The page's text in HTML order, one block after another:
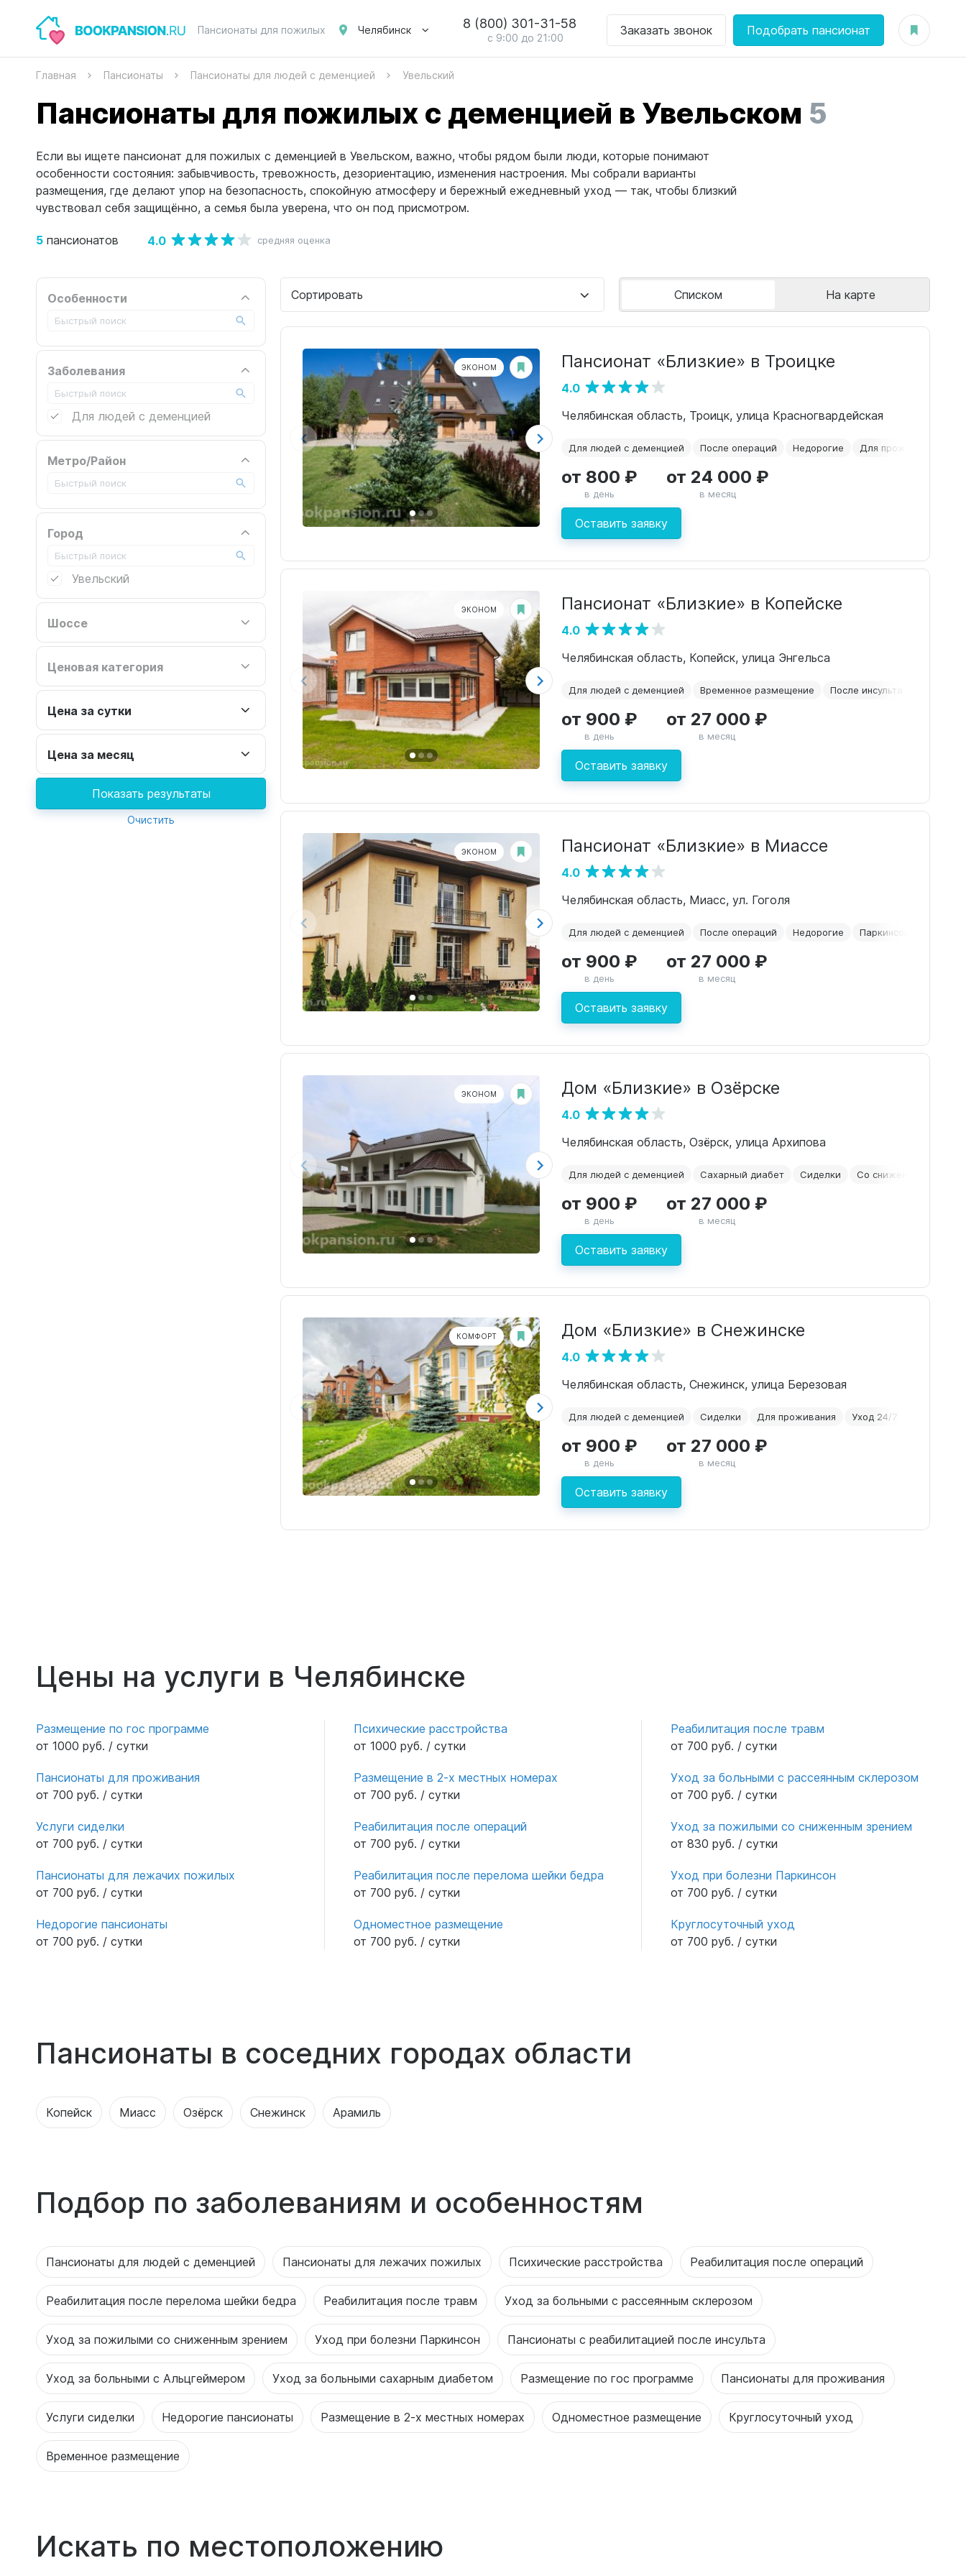
Пансионаты для пожилых Челябинск 8 (800) 301-31-58
с 9:00 до 21:00
Заказать звонок Подобрать пансионат
Главная Пансионаты Пансионаты для людей с деменцией Увельский
Пансионаты для пожилых с деменцией в Увельском 5
Если вы ищете пансионат для пожилых с деменцией в Увельском, важно, чтобы рядом были люди, которые понимают
особенности состояния: забывчивость, тревожность, дезориентацию, изменения настроения. Мы собрали варианты
размещения, где делают упор на безопасность, спокойную атмосферу и бережный ежедневный уход — так, чтобы близкий
чувствовал себя защищённо, а семья была уверена, что он под присмотром.
5 пансионатов 4.0 средняя оценка
Особенности
Заболевания
Для людей с деменцией
Метро/Район
Город
Увельский
Шоссе
Ценовая категория
Цена за сутки
Цена за месяц
Показать результаты
Очистить
Сортировать Списком На карте
ЭКОНОМ Пансионат «Близкие» в Троицке
4.0
Челябинская область, Троицк, улица Красногвардейская
Для людей с деменцией После операций Недорогие Для проживания
Оставить заявку
от 800 ₽
в день
от 24 000 ₽
в месяц
ЭКОНОМ Пансионат «Близкие» в Копейске
4.0
Челябинская область, Копейск, улица Энгельса
Для людей с деменцией Временное размещение После инсульта
Оставить заявку
от 900 ₽
в день
от 27 000 ₽
в месяц
ЭКОНОМ Пансионат «Близкие» в Миассе
4.0
Челябинская область, Миасс, ул. Гоголя
Для людей с деменцией После операций Недорогие Паркинсон
Оставить заявку
от 900 ₽
в день
от 27 000 ₽
в месяц
ЭКОНОМ Дом «Близкие» в Озёрске
4.0
Челябинская область, Озёрск, улица Архипова
Для людей с деменцией Сахарный диабет Сиделки Со сниженным
Оставить заявку
от 900 ₽
в день
от 27 000 ₽
в месяц
КОМФОРТ Дом «Близкие» в Снежинске
4.0
Челябинская область, Снежинск, улица Березовая
Для людей с деменцией Сиделки Для проживания Уход 24/7
Оставить заявку
от 900 ₽
в день
от 27 000 ₽
в месяц
Цены на услуги в Челябинске
Размещение по гос программе
от 1000 руб. / сутки
Пансионаты для проживания
от 700 руб. / сутки
Услуги сиделки
от 700 руб. / сутки
Пансионаты для лежачих пожилых
от 700 руб. / сутки
Недорогие пансионаты
от 700 руб. / сутки
Психические расстройства
от 1000 руб. / сутки
Размещение в 2-х местных номерах
от 700 руб. / сутки
Реабилитация после операций
от 700 руб. / сутки
Реабилитация после перелома шейки бедра
от 700 руб. / сутки
Одноместное размещение
от 700 руб. / сутки
Реабилитация после травм
от 700 руб. / сутки
Уход за больными с рассеянным склерозом
от 700 руб. / сутки
Уход за пожилыми со сниженным зрением
от 830 руб. / сутки
Уход при болезни Паркинсон
от 700 руб. / сутки
Круглосуточный уход
от 700 руб. / сутки
Пансионаты в соседних городах области
Копейск Миасс Озёрск Снежинск Арамиль
Подбор по заболеваниям и особенностям
Пансионаты для людей с деменцией Пансионаты для лежачих пожилых Психические расстройства Реабилитация после операций
Реабилитация после перелома шейки бедра Реабилитация после травм Уход за больными с рассеянным склерозом
Уход за пожилыми со сниженным зрением Уход при болезни Паркинсон Пансионаты с реабилитацией после инсульта
Уход за больными с Альцгеймером Уход за больными сахарным диабетом Размещение по гос программе Пансионаты для проживания
Услуги сиделки Недорогие пансионаты Размещение в 2-х местных номерах Одноместное размещение Круглосуточный уход
Временное размещение
Искать по местоположению